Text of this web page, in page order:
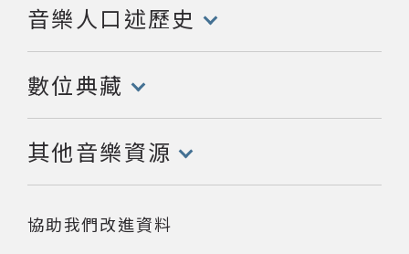
音樂人口述歷史
(點擊開啟/收合以下內容)
數位典藏
(點擊開啟/收合以下內容)
其他音樂資源
(點擊開啟/收合以下內容)
協助我們改進資料